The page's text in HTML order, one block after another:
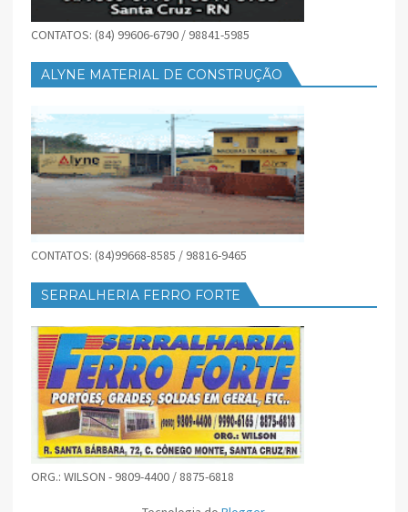
CONTATOS: (84) 99606-6790 / 98841-5985
ALYNE MATERIAL DE CONSTRUÇÃO
CONTATOS: (84)99668-8585 / 98816-9465
SERRALHERIA FERRO FORTE
ORG.: WILSON - 9809-4400 / 8875-6818